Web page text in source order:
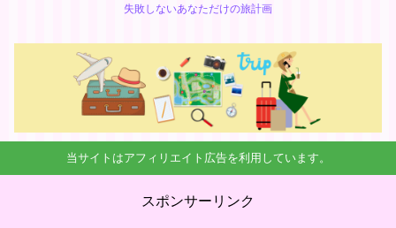
失敗しないあなただけの旅計画
当サイトはアフィリエイト広告を利用しています。
スポンサーリンク